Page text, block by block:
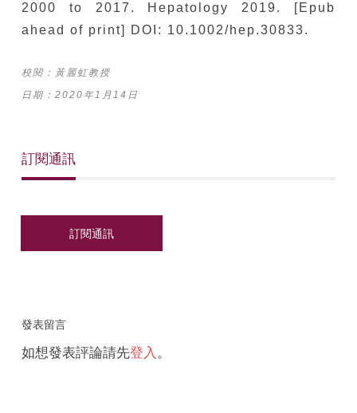
2000 to 2017. Hepatology 2019. [Epub
ahead of print] DOI: 10.1002/hep.30833.
校閱：黃麗虹教授
日期：2020年1月14日
訂閱通訊
發表留言
如想發表評論請先登入 。